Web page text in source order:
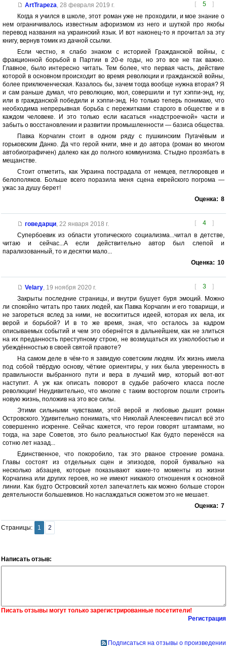
[ 5 ]
ArtTrapeza, 28 февраля 2019 г.
Когда я учился в школе, этот роман уже не проходили, и мое знание о
нем ограничивалось известным афоризмом из него и шуткой про якобы
перевод названия на украинский язык. И вот наконец-то я прочитал за эту
книгу, вернув томик из дачной ссылки.
Если честно, я слабо знаком с историей Гражданской войны, с
фракционной борьбой в Партии в 20-е годы, но это все не так важно.
Главное, было интересно читать. Тем более, что первая часть, действие
которой в основном происходит во время революции и гражданской войны,
более приключенческая. Казалось бы, зачем тогда вообще нужна вторая? Я
и сам раньше думал, что революцию, мол, совершили и тут хэппи-энд, ну,
или в гражданской победили и хэппи-энд. Но только теперь понимаю, что
необходима непрерывная борьба с пережитками старого в обществе и в
каждом человеке. И это только если касаться «надстроечной» части и
забыть о восстановлении и развитии промышленности — базиса общества.
Павка Корчагин стоит в одном ряду с пушкинским Пугачёвым и
горьковским Данко. Да что герой книги, мне и до автора (роман во многом
автобиографичен) далеко как до полного коммунизма. Стыдно прозябать в
мещанстве.
Стоит отметить, как Украина пострадала от немцев, петлюровцев и
белополяков. Больше всего поразила меня сцена еврейского погрома —
ужас за душу берет!
Оценка: 8
[ 4 ]
говедарци, 22 января 2018 г.
Супербоевик из области утопического социализма...читал в детстве,
читаю и сейчас...А если действительно автор был слепой и
парализованный, то и десятки мало...
Оценка: 10
[ 3 ]
Velary, 19 ноября 2020 г.
Закрыты последние страницы, и внутри бушует буря эмоций. Можно
ли спокойно читать про таких людей, как Павка Корчагин и его товарищи, и
не загореться вслед за ними, не восхититься идеей, которая их вела, их
верой и борьбой? И в то же время, зная, что осталось за кадром
описываемых событий и чем это обернётся в дальнейшем, как не злиться
на их преданность преступному строю, не возмущаться их узколобостью и
убеждённостью в своей святой правоте?
На самом деле в чём-то я завидую советским людям. Их жизнь имела
под собой твёрдую основу, чёткие ориентиры, у них была уверенность в
правильности выбранного пути и вера в лучший мир, который вот-вот
наступит. А уж как описать поворот в судьбе рабочего класса после
революции! Неудивительно, что многие с таким восторгом пошли строить
новую жизнь, положив на это все силы.
Этими сильными чувствами, этой верой и любовью дышит роман
Островского. Удивительно понимать, что Николай Алексеевич писал всё это
совершенно искренне. Сейчас кажется, что герои говорят штампами, но
тогда, на заре Советов, это было реальностью! Как будто перенёсся на
сотню лет назад...
Единственное, что покоробило, так это рваное строение романа.
Главы состоят из отдельных сцен и эпизодов, порой буквально на
несколько абзацев, которые показывают какие-то моменты из жизни
Корчагина или других героев, но не имеют никакого отношения к основной
линии. Как будто Островский хотел запечатлеть как можно больше сторон
деятельности большевиков. Но наслаждаться сюжетом это не мешает.
Оценка: 7
Страницы: 1 2
Написать отзыв:
Писать отзывы могут только зарегистрированные посетители!
Регистрация
Подписаться на отзывы о произведении